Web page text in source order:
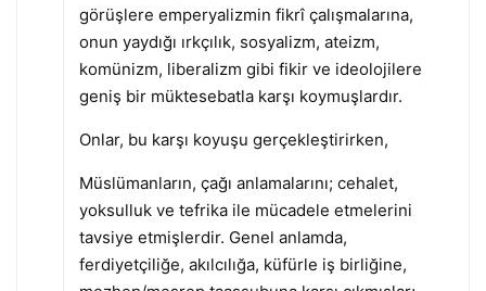
görüşlere emperyalizmin fikrî çalışmalarına,
onun yaydığı ırkçılık, sosyalizm, ateizm,
komünizm, liberalizm gibi fikir ve ideolojilere
geniş bir müktesebatla karşı koymuşlardır.
Onlar, bu karşı koyuşu gerçekleştirirken,
Müslümanların, çağı anlamalarını; cehalet,
yoksulluk ve tefrika ile mücadele etmelerini
tavsiye etmişlerdir. Genel anlamda,
ferdiyetçiliğe, akılcılığa, küfürle iş birliğine,